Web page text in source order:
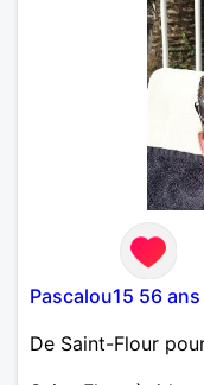
Pascalou15 56 ans
De Saint-Flour